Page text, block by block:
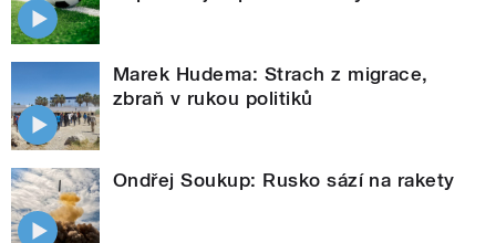
Marek Hudema: Strach z migrace,
zbraň v rukou politiků
Ondřej Soukup: Rusko sází na rakety